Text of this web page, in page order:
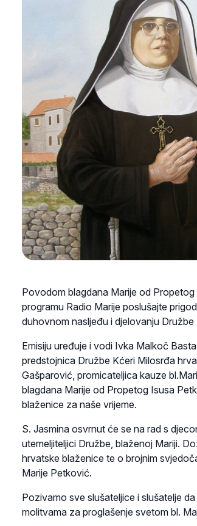
Povodom blagdana Marije od
programu Radio Marije poslušajte
duhovnom nasljeđu i djelovanju Družbe
Emisiju uređuje i vodi Ivka Malkoč
predstojnica Družbe Kćeri Milosrđa
Gašparović, promicateljica kauze
blagdana Marije od Propetog Isusa
blaženice za naše vrijeme.
S. Jasmina osvrnut će se na rad s
utemeljiteljici Družbe, blaženoj Mariji.
hrvatske blaženice te o brojnim
Marije Petković.
Pozivamo sve slušateljice i slušatelje
molitvama za proglašenje svetom bl.